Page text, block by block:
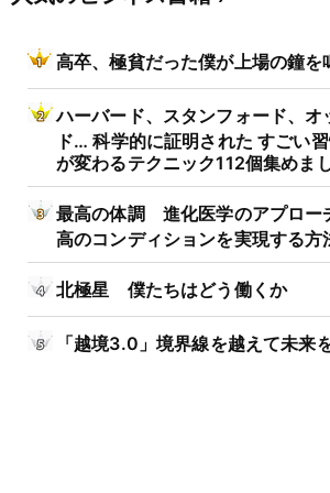
高卒、極貧だった僕が上場の鐘を
ハーバード、スタンフォード、オ
ド… 科学的に証明された すごい
が変わるテクニック112個集めま
最高の体調 進化医学のアプロー
高のコンディションを実現する方
北極星 僕たちはどう働くか
「越境3.0」境界線を越えて未来